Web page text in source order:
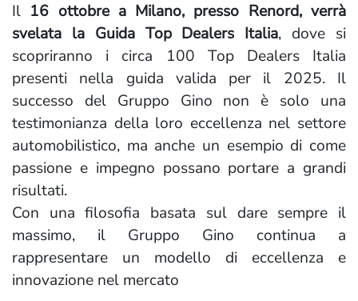
Il 16 ottobre a Milano, presso Renord, verrà
svelata la Guida Top Dealers Italia, dove si
scopriranno i circa 100 Top Dealers Italia
presenti nella guida valida per il 2025. Il
successo del Gruppo Gino non è solo una
testimonianza della loro eccellenza nel settore
automobilistico, ma anche un esempio di come
passione e impegno possano portare a grandi
risultati.
Con una filosofia basata sul dare sempre il
massimo, il Gruppo Gino continua a
rappresentare un modello di eccellenza e
innovazione nel mercato